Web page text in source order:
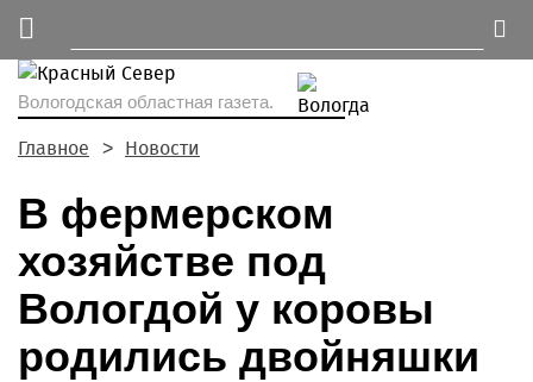
Вологодская областная газета.
Главное Новости
В фермерском
хозяйстве под
Вологдой у коровы
родились двойняшки